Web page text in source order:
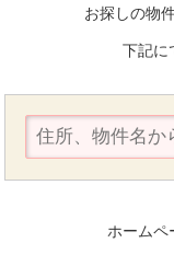
お探しの物
下記に
ホームペ